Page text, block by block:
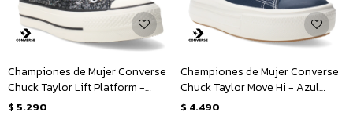
Championes de Mujer Converse
Chuck Taylor Lift Platform -
Negro - Blanco
$ 5.290
Championes de Mujer Converse
Chuck Taylor Move Hi - Azul
Marino - Blanco
$ 4.490